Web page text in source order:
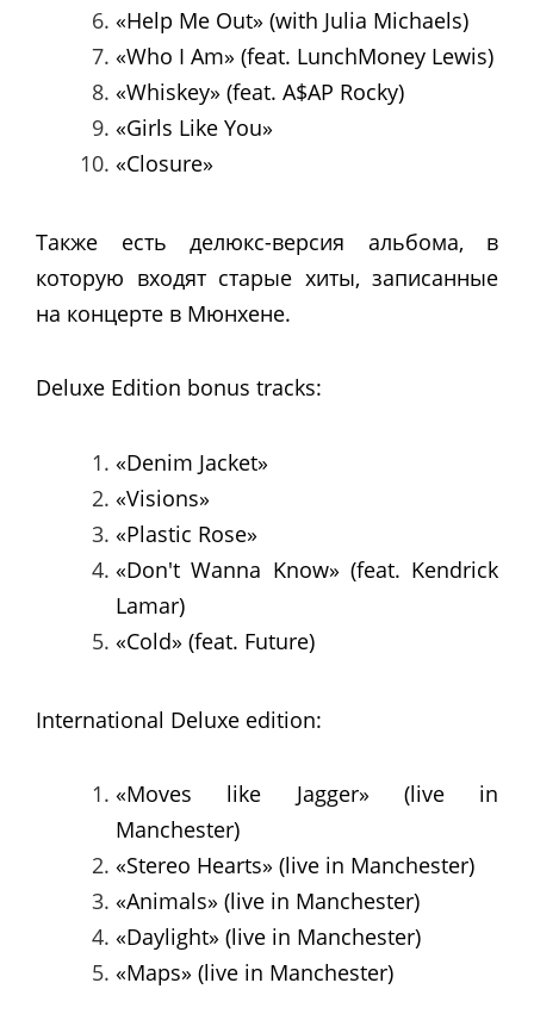
«Help Me Out» (with Julia Michaels)
«Who I Am» (feat. LunchMoney Lewis)
«Whiskey» (feat. A$AP Rocky)
«Girls Like You»
«Closure»
Также есть делюкс-версия альбома, в
которую входят старые хиты, записанные
на концерте в Мюнхене.
Deluxe Edition bonus tracks:
«Denim Jacket»
«Visions»
«Plastic Rose»
«Don't Wanna Know» (feat. Kendrick
Lamar)
«Cold» (feat. Future)
International Deluxe edition:
«Moves like Jagger» (live in
Manchester)
«Stereo Hearts» (live in Manchester)
«Animals» (live in Manchester)
«Daylight» (live in Manchester)
«Maps» (live in Manchester)